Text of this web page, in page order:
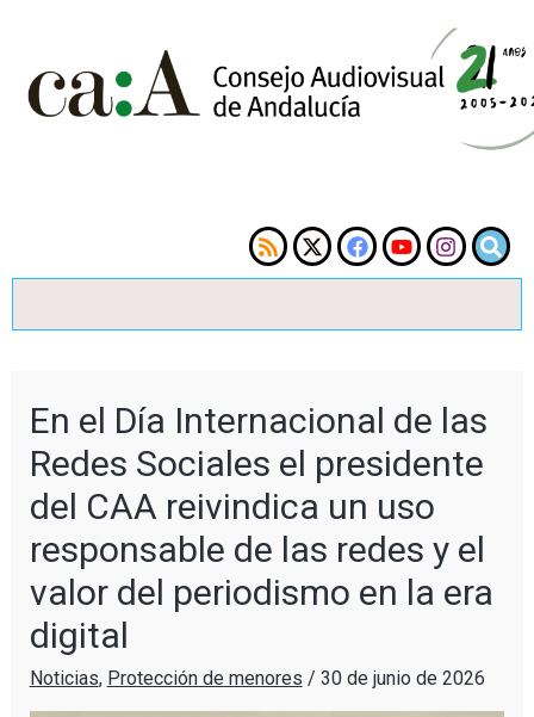
En el Día Internacional de las
Redes Sociales el presidente
del CAA reivindica un uso
responsable de las redes y el
valor del periodismo en la era
digital
Noticias, Protección de menores / 30 de junio de 2026